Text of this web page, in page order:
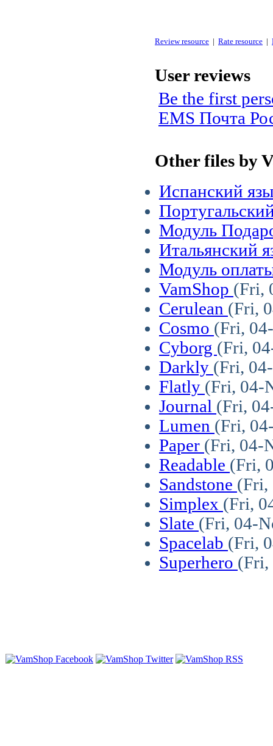
Review resource | Rate resource |
User reviews
Be the first
EMS Почта
Other files by
Испанский
Модуль
Итальянский
Модуль
VamShop (Fri,
Cerulean (Fri,
Cosmo (Fri,
Cyborg (Fri,
Darkly (Fri,
Flatly (Fri, 04-
Journal (Fri,
Lumen (Fri,
Paper (Fri, 04-
Readable (Fri,
Sandstone (Fri,
Simplex (Fri,
Slate (Fri, 04-
Spacelab (Fri,
Superhero (Fri,